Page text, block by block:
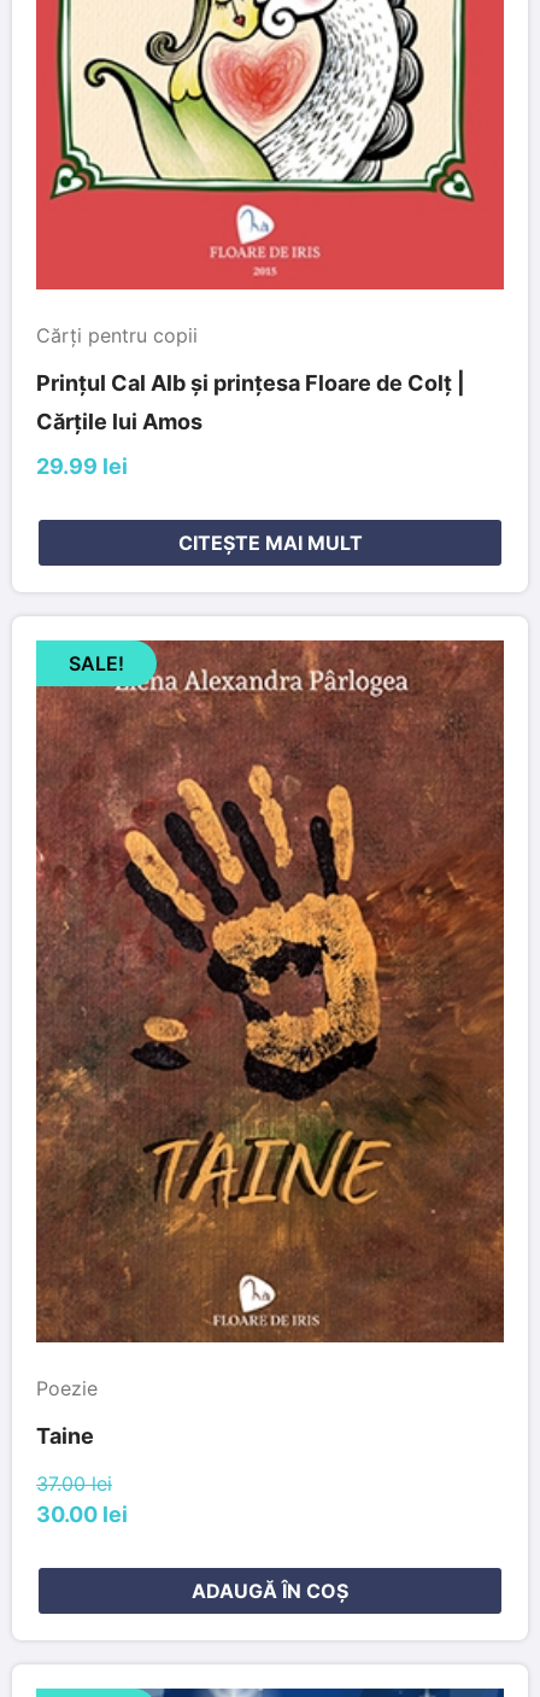
Cărți pentru copii
Prințul Cal Alb și prințesa Floare de Colț |
Cărțile lui Amos
29.99 lei
CITEȘTE MAI MULT
SALE!
Poezie
Taine
37.00 lei
30.00 lei
ADAUGĂ ÎN COȘ